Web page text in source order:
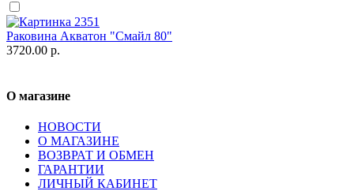
Раковина Акватон "Смайл 80"
3720.00 р.
О магазине
НОВОСТИ
О МАГАЗИНЕ
ВОЗВРАТ И ОБМЕН
ГАРАНТИИ
ЛИЧНЫЙ КАБИНЕТ